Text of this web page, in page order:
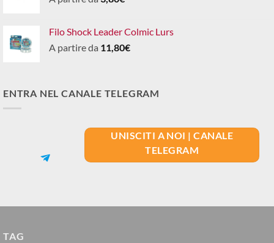
Filo Shock Leader Colmic Lurs
A partire da 11,80€
ENTRA NEL CANALE TELEGRAM
UNISCITI A NOI | CANALE
TELEGRAM
TAG